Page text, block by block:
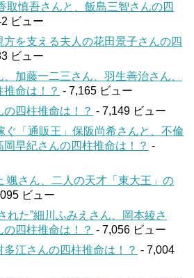
取慎吾さんと、飯島三智さんの四
ビュー
を支える夫人の花田景子さんの四
ビュー
加藤一二三さん、羽生善治さん、
命は！？ - 7,165 ビュー
四柱推命は！？ - 7,149 ビュー
ぐ「通販王」保阪尚希さんと、不倫
早紀さんの四柱推命は！？ -
颯さん、二人の天才「東大王」の
ビュー
れた”細川ふみえさん、岡本綾さ
四柱推命は！？ - 7,056 ビュー
江さんの四柱推命は！？ - 7,004